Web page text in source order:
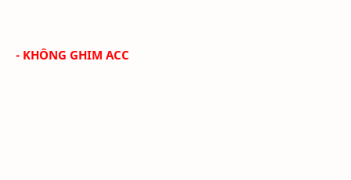
- KHÔNG GHIM ACC